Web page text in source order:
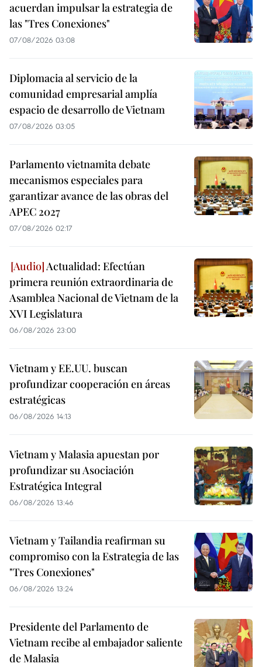
acuerdan impulsar la estrategia de
las "Tres Conexiones"
07/08/2026 03:08
Diplomacia al servicio de la
comunidad empresarial amplía
espacio de desarrollo de Vietnam
07/08/2026 03:05
Parlamento vietnamita debate
mecanismos especiales para
garantizar avance de las obras del
APEC 2027
07/08/2026 02:17
Actualidad: Efectúan
primera reunión extraordinaria de
Asamblea Nacional de Vietnam de la
XVI Legislatura
06/08/2026 23:00
Vietnam y EE.UU. buscan
profundizar cooperación en áreas
estratégicas
06/08/2026 14:13
Vietnam y Malasia apuestan por
profundizar su Asociación
Estratégica Integral
06/08/2026 13:46
Vietnam y Tailandia reafirman su
compromiso con la Estrategia de las
"Tres Conexiones"
06/08/2026 13:24
Presidente del Parlamento de
Vietnam recibe al embajador saliente
de Malasia